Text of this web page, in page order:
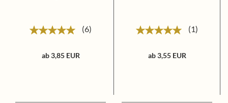
6
ab 3,85 EUR
1
ab 3,55 EUR